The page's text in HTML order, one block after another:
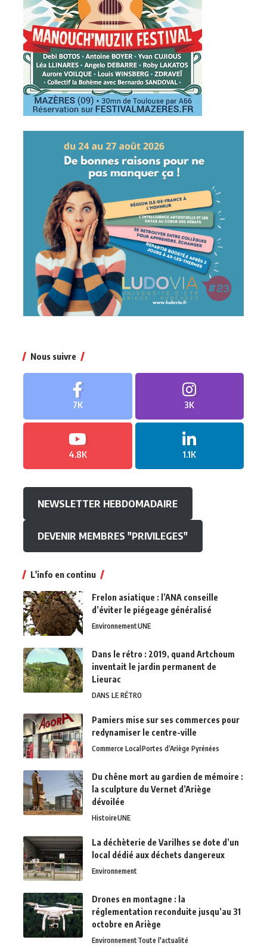
Nous suivre
7K 3K
4.8K 1.1K
NEWSLETTER HEBDOMADAIRE
DEVENIR MEMBRES "PRIVILEGES"
L'info en continu
Frelon asiatique : l’ANA conseille
d’éviter le piégeage généralisé
EnvironnementUNE
Dans le rétro : 2019, quand Artchoum
inventait le jardin permanent de
Lieurac
DANS LE RÉTRO
Pamiers mise sur ses commerces pour
redynamiser le centre-ville
Commerce LocalPortes d’Ariège Pyrénées
Du chêne mort au gardien de mémoire :
la sculpture du Vernet d’Ariège
dévoilée
HistoireUNE
La déchèterie de Varilhes se dote d’un
local dédié aux déchets dangereux
Environnement
Drones en montagne : la
réglementation reconduite jusqu’au 31
octobre en Ariège
EnvironnementToute l'actualité